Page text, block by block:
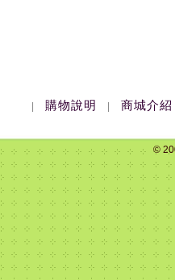
購物說明 商城介紹
©